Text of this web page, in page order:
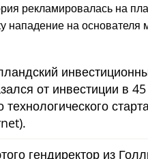
рекламировалась на
нападение на
от инвестиции в
технологического
гендиректор из